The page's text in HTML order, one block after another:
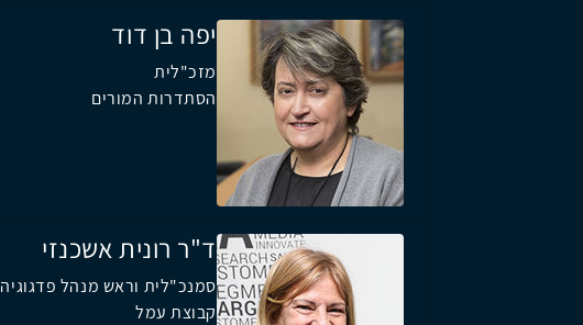
יפה בן דוד
מזכ"לית
הסתדרות המורים
ד"ר רונית אשכנזי
סמנכ"לית וראש מנהל פדגוגיה
קבוצת עמל